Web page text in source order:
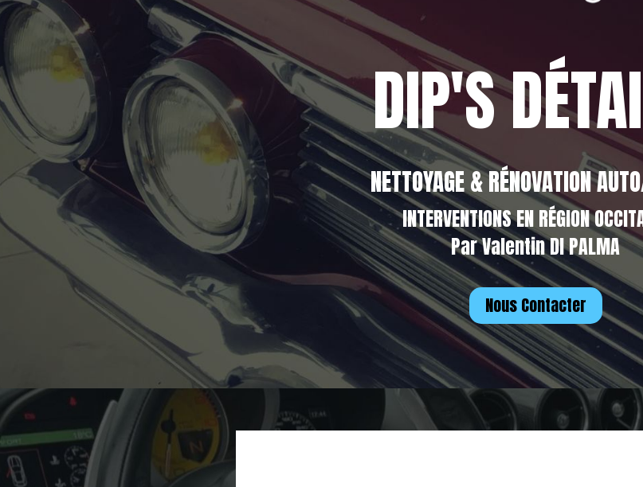
DIP'S
NETTOYAGE & RÉNOVATION
INTERVENTIONS EN RÉGION
Par Valentin DI PALMA
Nous Contacter